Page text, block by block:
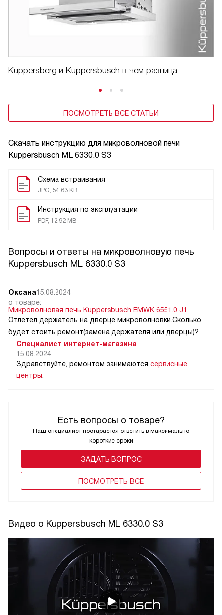
Скачать инструкцию для микроволновой печи
Kuppersbusch ML 6330.0 S3
Схема встраивания
JPG, 54.63 KB
Инструкция по эксплуатации
PDF, 12.92 MB
Kuppersberg и Kuppersbusch в чем разница
ПОСМОТРЕТЬ ВСЕ СТАТЬИ
Вопросы и ответы на микроволновую печь
Kuppersbusch ML 6330.0 S3
Есть вопросы о товаре?
Наш специалист постарается ответить в максимально
короткие сроки
ЗАДАТЬ ВОПРОС
ПОCМОТРЕТЬ ВСЕ
Оксана15.08.2024
о товаре:
Микроволновая печь Kuppersbusch EMWK 6551.0 J1
Отлетел держатель на дверце микроволновки.Сколько
будет стоить ремонт(замена держателя или дверцы)?
Специалист интернет-магазина
15.08.2024
Здравствуйте, ремонтом занимаются сервисные
центры
Видео о Kuppersbusch ML 6330.0 S3